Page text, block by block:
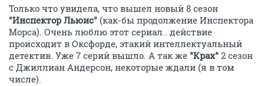
Только что увидела, что вышел новый 8 сезон
"Инспектор Льюис" (как-бы продолжение Инспектора
Морса). Очень люблю этот сериал.. действие
происходит в Оксфорде, этакий интеллектуальный
детектив. Уже 7 серий вышло. А так же "Крах" 2 сезон
с Джиллиан Андерсон, некоторые ждали (я в том
числе).